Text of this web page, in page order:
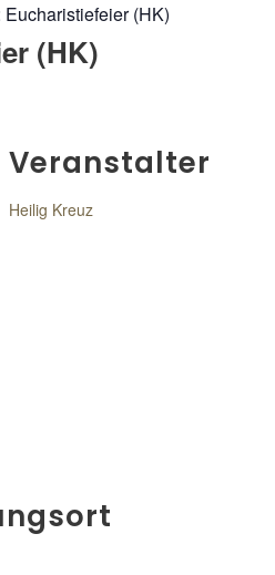
Eucharistiefeier (HK)
(HK)
Veranstalter
Heilig Kreuz